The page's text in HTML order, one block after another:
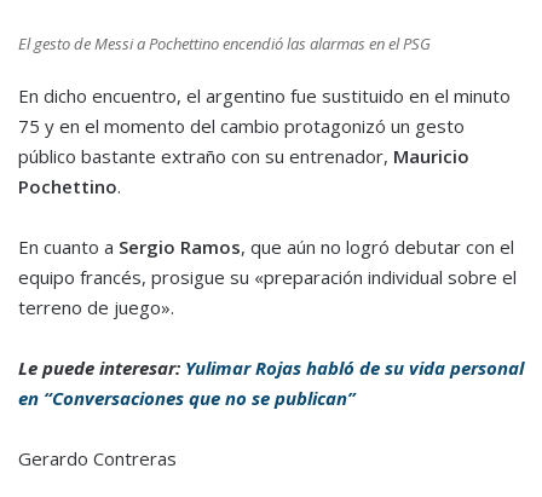
El gesto de Messi a Pochettino encendió las alarmas en el PSG
En dicho encuentro, el argentino fue sustituido en el minuto
75 y en el momento del cambio protagonizó un gesto
público bastante extraño con su entrenador, Mauricio
Pochettino.
En cuanto a Sergio Ramos, que aún no logró debutar con el
equipo francés, prosigue su «preparación individual sobre el
terreno de juego».
Le puede interesar: Yulimar Rojas habló de su vida personal
en “Conversaciones que no se publican”
Gerardo Contreras